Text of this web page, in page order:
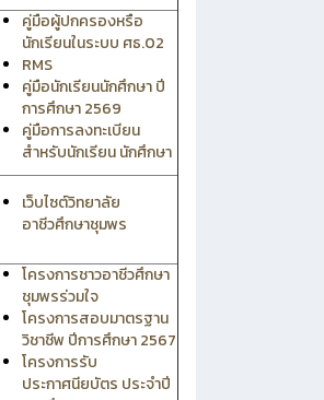
คู่มือผู้ปกครองหรือ
นักเรียนในระบบ ศธ.02
RMS
คู่มือนักเรียนนักศึกษา ปี
การศึกษา 2569
คู่มือการลงทะเบียน
สำหรับนักเรียน นักศึกษา
เว็บไซต์วิทยาลัย
อาชีวศึกษาชุมพร
โครงการชาวอาชีวศึกษา
ชุมพรร่วมใจ
โครงการสอบมาตรฐาน
วิชาชีพ ปีการศึกษา 2567
โครงการรับ
ประกาศนียบัตร ประจำปี